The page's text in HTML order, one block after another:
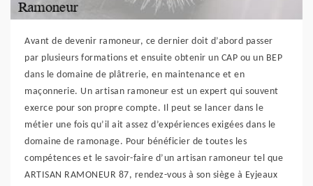
Avant de devenir ramoneur, ce dernier doit d’abord passer
par plusieurs formations et ensuite obtenir un CAP ou un BEP
dans le domaine de plâtrerie, en maintenance et en
maçonnerie. Un artisan ramoneur est un expert qui souvent
exerce pour son propre compte. Il peut se lancer dans le
métier une fois qu’il ait assez d’expériences exigées dans le
domaine de ramonage. Pour bénéficier de toutes les
compétences et le savoir-faire d’un artisan ramoneur tel que
ARTISAN RAMONEUR 87, rendez-vous à son siège à Eyjeaux